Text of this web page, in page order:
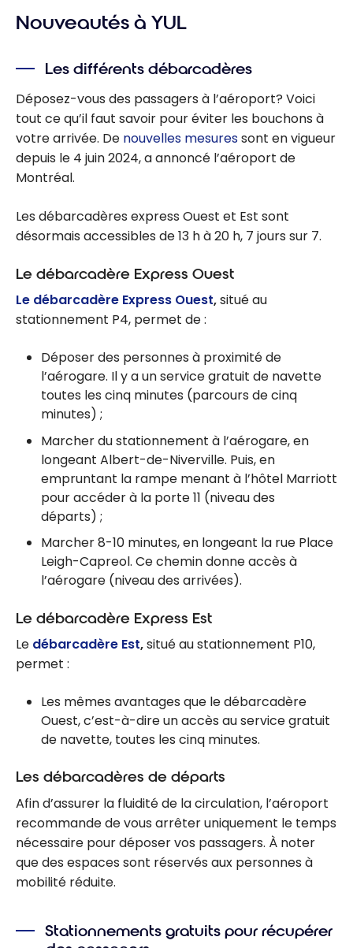
Nouveautés à YUL
Les différents débarcadères
Déposez-vous des passagers à l’aéroport? Voici
tout ce qu’il faut savoir pour éviter les bouchons à
votre arrivée. De nouvelles mesuressont en vigueur
depuis le 4 juin 2024, a annoncé l’aéroport de
Montréal.
Les débarcadères express Ouest et Est sont
désormais accessibles de13 hà20 h, 7 jours sur 7.
Le débarcadère Express Ouest
Le débarcadère Express Ouest,situé au
stationnement P4, permet de :
Déposer des personnes à proximité de
l’aérogare. Il y a un service gratuit de navette
toutes les cinq minutes (parcours de cinq
minutes) ;
Marcher du stationnement à l’aérogare, en
longeant Albert-de-Niverville. Puis, en
empruntant la rampe menant à l’hôtel Marriott
pour accéder à la porte 11 (niveau des
départs) ;
Marcher 8-10 minutes, en longeant la rue Place
Leigh-Capreol. Ce chemin donne accès à
l’aérogare (niveau des arrivées).
Le débarcadère Express Est
Le débarcadère Est,situé au stationnement P10,
permet :
Les mêmes avantages que le débarcadère
Ouest, c’est-à-dire un accès au service gratuit
de navette, toutes les cinq minutes.
Les débarcadères de départs
Afin d’assurer la fluidité de la circulation, l’aéroport
recommande de vous arrêter uniquement le temps
nécessaire pour déposer vos passagers. À noter
que des espaces sont réservés aux personnes à
mobilité réduite.
Stationnements gratuits pour récupérer